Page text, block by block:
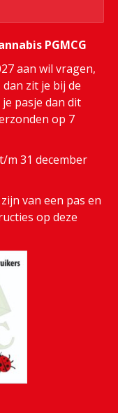
PGMCG
aan wil vragen,
zit je bij de
pasje dan dit
op 7
m 31 december
van een pas en
op deze